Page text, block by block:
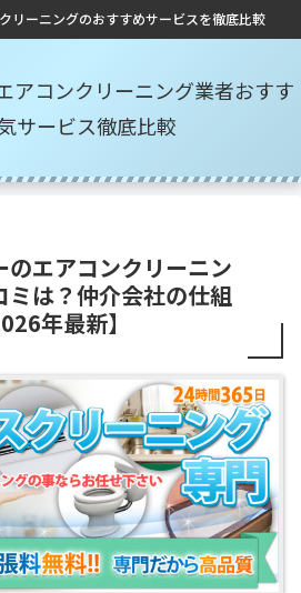
リーニングのおすすめサービスを徹底比較
アコンクリーニング業者おすす
サービス徹底比較
のエアコンクリーニン
ミは？仲介会社の仕組
年最新】